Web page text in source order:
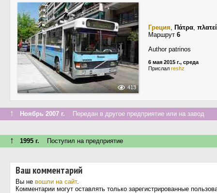
413
Греция, Πάτρα,
Маршрут 6
Author patrinos
6 мая 2015 г., среда
Прислал reshz
↑ Ноябрь 2007 г. Передан в другое предприятие или на завод
↑ 1995 г. Поступил на предприятие
Ваш комментарий
Вы не вошли на сайт.
Комментарии могут оставлять только зарегистрированные